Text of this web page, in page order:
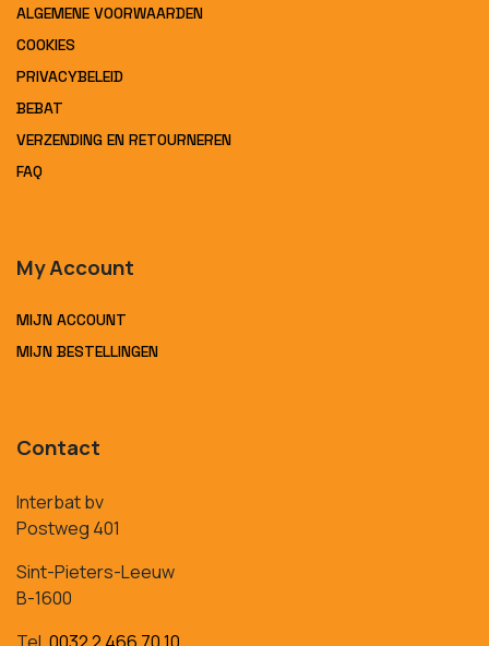
ALGEMENE VOORWAARDEN
COOKIES
PRIVACYBELEID
BEBAT
VERZENDING EN RETOURNEREN
FAQ
My Account
MIJN ACCOUNT
MIJN BESTELLINGEN
Contact
Interbat bv
Postweg 401
Sint-Pieters-Leeuw
B-1600